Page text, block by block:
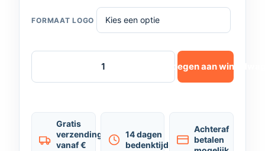
FORMAAT LOGO
Toevoegen aan
Gratis
verzending
vanaf €
14 dagen
bedenktijd
Achteraf
betalen